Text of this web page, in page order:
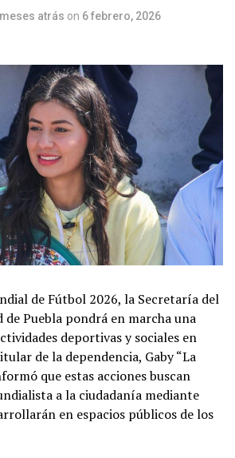
atrás on 6 febrero, 2026
de Fútbol 2026, la Secretaría del
Puebla pondrá en marcha una
deportivas y sociales en
de la dependencia, Gaby “La
que estas acciones buscan
a la ciudadanía mediante
en espacios públicos de los